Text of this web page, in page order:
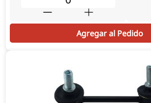
Agregar al Pedido